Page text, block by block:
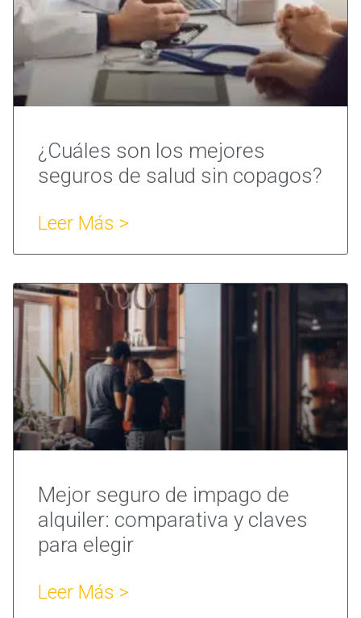
¿Cuáles son los mejores
seguros de salud sin copagos?
Leer Más >
Mejor seguro de impago de
alquiler: comparativa y claves
para elegir
Leer Más >